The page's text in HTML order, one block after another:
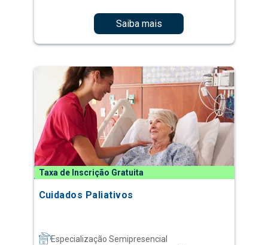
Saiba mais
Taxa de Inscrição Gratuita
Cuidados Paliativos
Especialização Semipresencial